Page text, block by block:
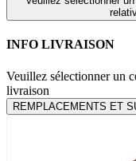
INFO LIVRAISON
Veuillez sélectionner un
livraison
REMPLACEMENTS ET